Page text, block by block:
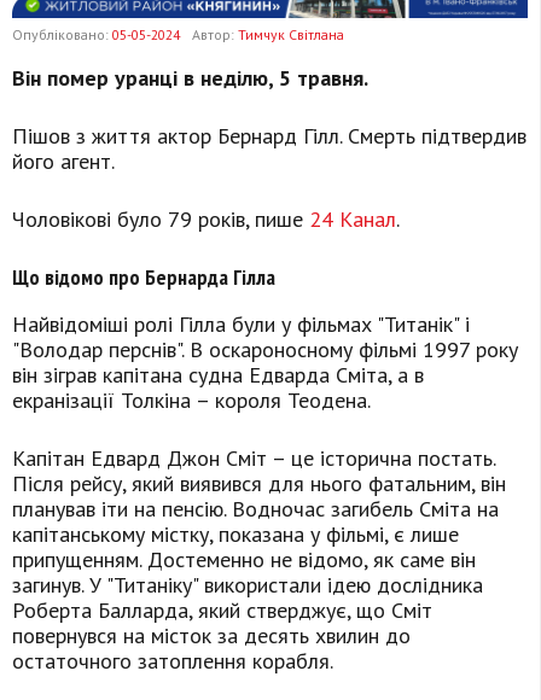
Опубліковано: 05-05-2024 Автор: Тимчук Світлана
Він помер уранці в неділю, 5 травня.
Пішов з життя актор Бернард Гілл. Смерть підтвердив
його агент.
Чоловікові було 79 років, пише 24 Канал.
Що відомо про Бернарда Гілла
Найвідоміші ролі Гілла були у фільмах "Титанік" і
"Володар перснів". В оскароносному фільмі 1997 року
він зіграв капітана судна Едварда Сміта, а в
екранізації Толкіна – короля Теодена.
Капітан Едвард Джон Сміт – це історична постать.
Після рейсу, який виявився для нього фатальним, він
планував іти на пенсію. Водночас загибель Сміта на
капітанському містку, показана у фільмі, є лише
припущенням. Достеменно не відомо, як саме він
загинув. У "Титаніку" використали ідею дослідника
Роберта Балларда, який стверджує, що Сміт
повернувся на місток за десять хвилин до
остаточного затоплення корабля.